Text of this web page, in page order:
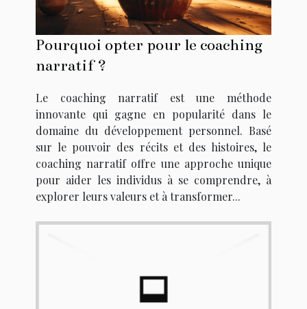
Pourquoi opter pour le coaching
narratif ?
Le coaching narratif est une méthode
innovante qui gagne en popularité dans le
domaine du développement personnel. Basé
sur le pouvoir des récits et des histoires, le
coaching narratif offre une approche unique
pour aider les individus à se comprendre, à
explorer leurs valeurs et à transformer...